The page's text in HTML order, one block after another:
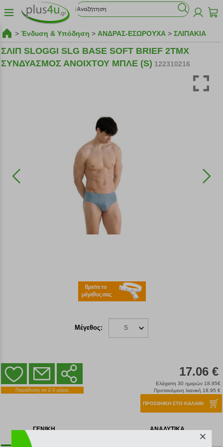
> Ένδυση & Υπόδηση > ΑΝΔΡΑΣ-ΕΣΩΡΟΥΧΑ > ΣΛΙΠΑΚΙΑ
ΣΛΙΠ SLOGGI SLG BASE SOFT BRIEF 2ΤΜΧ
ΣΥΝΔΥΑΣΜΟΣ ΑΝΟΙΧΤΟΥ ΜΠΛΕ (S) 122310216
Μέγεθος: S
Παράδοση σε 2-3 μέρες
17.06 €
Ελάχιστη 30 ημερών 18.95€
Προτεινόμενη λιανική 18.95 €
ΠΡΟΣΘΗΚΗ ΣΤΟ ΚΑΛΑΘΙ
ΓΕΝΙΚΗ
ΠΕΡΙΓΡΑΦΗ
ΑΝΑΛΥΤΙΚΑ